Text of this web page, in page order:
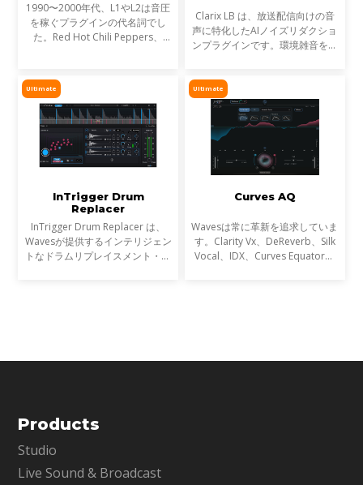
1990〜2000年代、L1やL2は音圧
を稼ぐプラグインの代名詞でし
た。Red Hot Chili Peppers、
ウンドは世界を席巻しました。し
かし今、音楽は単なる音圧では
Clarix LB は、放送配信向けの音
声に特化したAIノイズリダクショ
ンプラグインです。環境雑音をリ
イブ音声のトリートメントに最適
です。
Ultimate
InTrigger Drum
Replacer
InTrigger Drum Replacer は、
Wavesが提供するインテリジェン
トなドラムリプレイスメント・プ
Ultimate
Curves AQ
Wavesは常に革新を追求していま
す。Clarity Vx、DeReverb、Silk
Vocal、IDX、Curves Equator、
Products
Studio
Live Sound & Broadcast